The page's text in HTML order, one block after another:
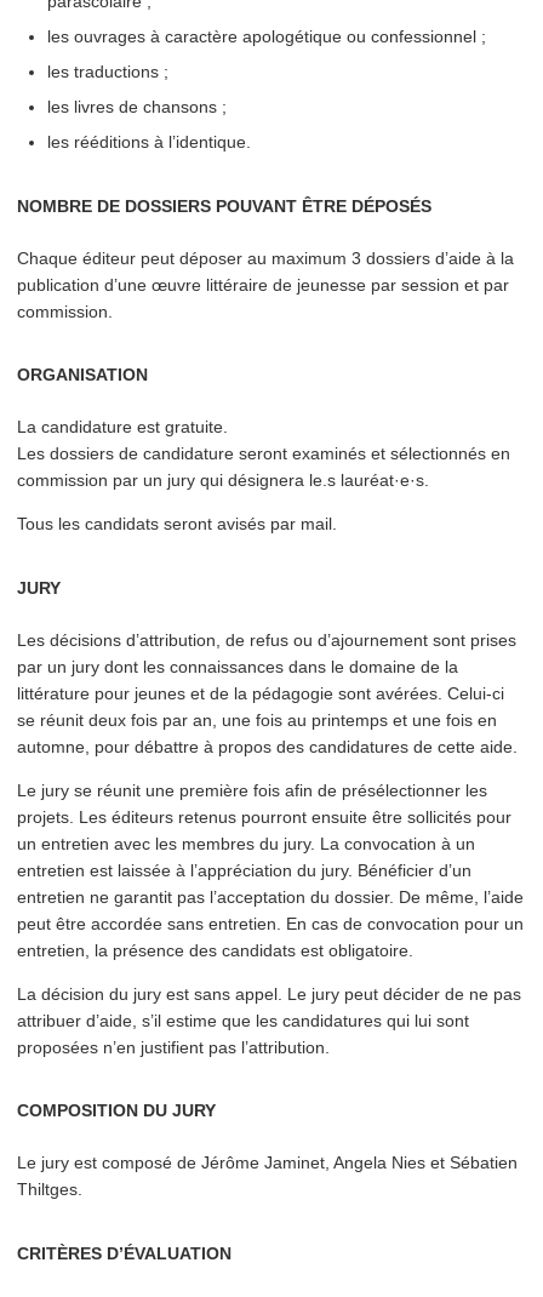
les ouvrages à caractère apologé­tique ou confessionnel ;
les traductions ;
les livres de chansons ;
les rééditions à l’identique.
NOMBRE DE DOSSIERS POUVANT ÊTRE DÉPOSÉS
Chaque éditeur peut déposer au maximum 3 dossiers d’aide à la
publication d’une œuvre littéraire de jeunesse par session et par
commission.
ORGANISATION
La candidature est gratuite.
Les dossiers de candidature seront examinés et sélec­tion­nés en
commission par un jury qui désignera le.s lauréat·e·s.
Tous les candidats seront avisés par mail.
JURY
Les décisions d’at­tri­bu­tion, de refus ou d’a­journe­ment sont prises
par un jury dont les con­nais­sances dans le domaine de la
littérature pour jeunes et de la pédagogie sont avérées. Celui-ci
se réunit deux fois par an, une fois au printemps et une fois en
automne, pour débattre à propos des can­di­da­tures de cette aide.
Le jury se réunit une première fois afin de présélec­tion­ner les
projets. Les éditeurs retenus pourront ensuite être sollicités pour
un entretien avec les membres du jury. La convocation à un
entretien est laissée à l’ap­pré­ci­a­tion du jury. Bénéficier d’un
entretien ne garantit pas l’ac­cep­ta­tion du dossier. De même, l’aide
peut être accordée sans entretien. En cas de convocation pour un
entretien, la présence des candidats est obligatoire.
La décision du jury est sans appel. Le jury peut décider de ne pas
attribuer d’aide, s’il estime que les can­di­da­tures qui lui sont
proposées n’en justifient pas l’attribution.
COMPOSITION DU JURY
Le jury est composé de Jérôme Jaminet, Angela Nies et Sébatien
Thiltges.
CRITÈRES D’ÉVALUATION